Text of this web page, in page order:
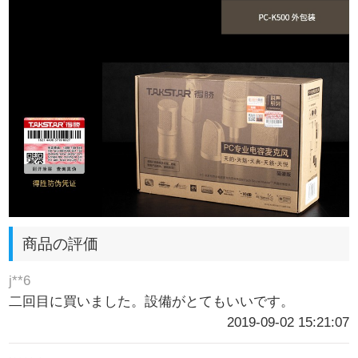
商品の評価
j**6
二回目に買いました。設備がとてもいいです。
2019-09-02 15:21:07